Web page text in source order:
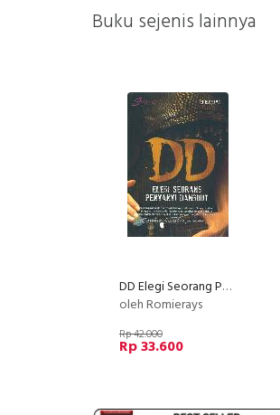
Buku sejenis lainnya
DD Elegi Seorang Penyanyi Dangdut
oleh Romierays
Rp 42.000
Rp 33.600